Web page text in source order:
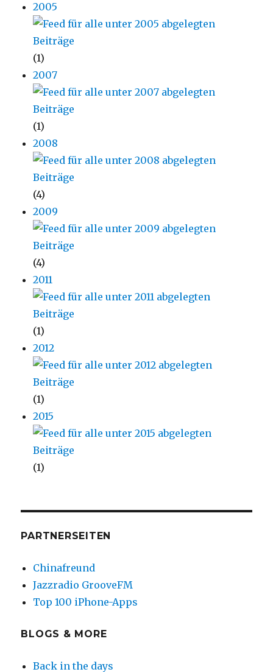
2005
(1)
2007
(1)
2008
(4)
2009
(4)
2011
(1)
2012
(1)
2015
(1)
PARTNERSEITEN
Chinafreund
Jazzradio GrooveFM
Top 100 iPhone-Apps
BLOGS & MORE
Back in the days